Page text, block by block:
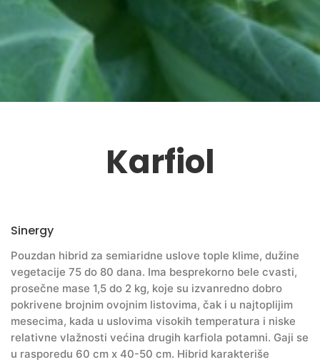
Karfiol
Sinergy
Pouzdan hibrid za semiaridne uslove tople klime, dužine
vegetacije 75 do 80 dana. Ima besprekorno bele cvasti,
prosečne mase 1,5 do 2 kg, koje su izvanredno dobro
pokrivene brojnim ovojnim listovima, čak i u najtoplijim
mesecima, kada u uslovima visokih temperatura i niske
relativne vlažnosti većina drugih karfiola potamni. Gaji se
u rasporedu 60 cm x 40-50 cm. Hibrid karakteriše